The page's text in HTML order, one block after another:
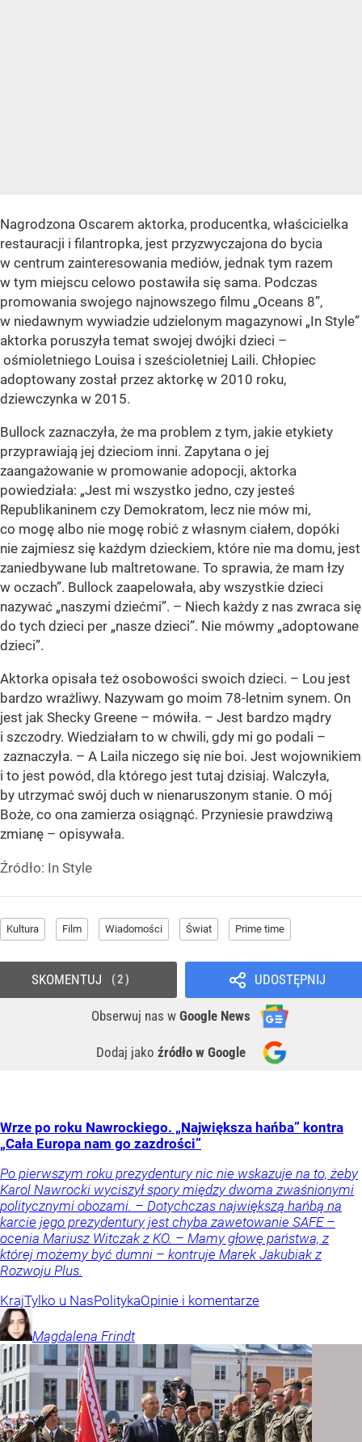
Nagrodzona Oscarem aktorka, producentka, właścicielka
restauracji i filantropka, jest przyzwyczajona do bycia
w centrum zainteresowania mediów, jednak tym razem
w tym miejscu celowo postawiła się sama. Podczas
promowania swojego najnowszego filmu „Oceans 8”,
w niedawnym wywiadzie udzielonym magazynowi „In Style”
aktorka poruszyła temat swojej dwójki dzieci –
ośmioletniego Louisa i sześcioletniej Laili. Chłopiec
adoptowany został przez aktorkę w 2010 roku,
dziewczynka w 2015.
Bullock zaznaczyła, że ma problem z tym, jakie etykiety
przyprawiają jej dzieciom inni. Zapytana o jej
zaangażowanie w promowanie adopocji, aktorka
powiedziała: „Jest mi wszystko jedno, czy jesteś
Republikaninem czy Demokratom, lecz nie mów mi,
co mogę albo nie mogę robić z własnym ciałem, dopóki
nie zajmiesz się każdym dzieckiem, które nie ma domu, jest
zaniedbywane lub maltretowane. To sprawia, że mam łzy
w oczach”. Bullock zaapelowała, aby wszystkie dzieci
nazywać „naszymi dziećmi”. – Niech każdy z nas zwraca się
do tych dzieci per „nasze dzieci”. Nie mówmy „adoptowane
dzieci”.
Aktorka opisała też osobowości swoich dzieci. – Lou jest
bardzo wrażliwy. Nazywam go moim 78-letnim synem. On
jest jak Shecky Greene – mówiła. – Jest bardzo mądry
i szczodry. Wiedziałam to w chwili, gdy mi go podali –
zaznaczyła. – A Laila niczego się nie boi. Jest wojownikiem
i to jest powód, dla którego jest tutaj dzisiaj. Walczyła,
by utrzymać swój duch w nienaruszonym stanie. O mój
Boże, co ona zamierza osiągnąć. Przyniesie prawdziwą
zmianę – opisywała.
Źródło: In Style
Kultura Film Wiadomości Świat Prime time
UDOSTĘPNIJ
Obserwuj nas w Google News
Dodaj jako źródło w Google
SKOMENTUJ 2
Wrze po roku Nawrockiego. „Największa hańba” kontra
„Cała Europa nam go zazdrości”
Po pierwszym roku prezydentury nic nie wskazuje na to, żeby
Karol Nawrocki wyciszył spory między dwoma zwaśnionymi
politycznymi obozami. – Dotychczas największą hańbą na
karcie jego prezydentury jest chyba zawetowanie SAFE –
ocenia Mariusz Witczak z KO. – Mamy głowę państwa, z
której możemy być dumni – kontruje Marek Jakubiak z
Rozwoju Plus.
KrajTylko u NasPolitykaOpinie i komentarze
Magdalena Frindt